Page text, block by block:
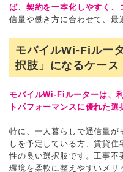
ば、契約を一本化しやすく
信量や働き方に合わせて、最
モバイルWi-Fiルー
択肢」になるケース
モバイルWi-Fiルーターは、
トパフォーマンスに優れた選
特に、一人暮らしで通信量が
しを予定している方、賃貸
性の良い選択肢です。工事不
環境を柔軟に整えやすいメリ